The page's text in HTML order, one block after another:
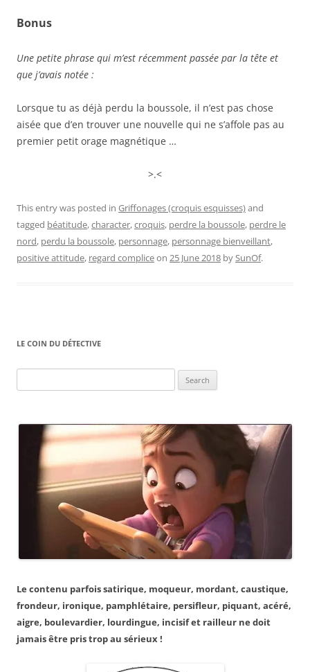
Bonus
Une petite phrase qui m’est récemment passée par la tête et
que j’avais notée :
Lorsque tu as déjà perdu la boussole, il n’est pas chose
aisée que d’en trouver une nouvelle qui ne s’affole pas au
premier petit orage magnétique …
>.<
This entry was posted in Griffonages (croquis esquisses)and
tagged béatitude,character,croquis, perdre la boussole, perdre le
nord, perdu la boussole, personnage, personnage bienveillant,
positive attitude, regard compliceon 25 June 2018 bySunOf.
LE COIN DU DÉTECTIVE
for:
Le contenu parfois satirique, moqueur, mordant, caustique,
frondeur, ironique, pamphlétaire, persifleur, piquant, acéré,
aigre, boulevardier, lourdingue, incisif et railleur ne doit
jamais être pris trop au sérieux !